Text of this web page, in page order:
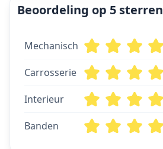
Beoordeling op 5 sterren
Mechanisch
Carrosserie
Interieur
Banden